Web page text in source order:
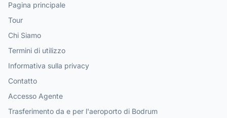
Pagina principale
Tour
Chi Siamo
Termini di utilizzo
Informativa sulla privacy
Contatto
Accesso Agente
Trasferimento da e per l'aeroporto di Bodrum